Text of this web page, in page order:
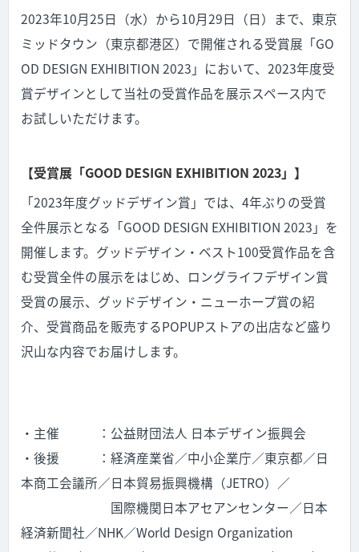
2023年10月25日（水）から10月29日（日）まで、東京
ミッドタウン（東京都港区）で開催される受賞展「GO
OD DESIGN EXHIBITION 2023」において、2023年度受
賞デザインとして当社の受賞作品を展示スペース内で
お試しいただけます。
【受賞展「GOOD DESIGN EXHIBITION 2023」】
「2023年度グッドデザイン賞」では、4年ぶりの受賞
全件展示となる「GOOD DESIGN EXHIBITION 2023」を
開催します。グッドデザイン・ベスト100受賞作品を含
む受賞全件の展示をはじめ、ロングライフデザイン賞
受賞の展示、グッドデザイン・ニューホープ賞の紹
介、受賞商品を販売するPOPUPストアの出店など盛り
沢山な内容でお届けします。
・主催 ：公益財団法人 日本デザイン振興会
・後援 ：経済産業省／中小企業庁／東京都／日
本商工会議所／日本貿易振興機構（JETRO）／
国際機関日本アセアンセンター／日本
経済新聞社／NHK／World Design Organization